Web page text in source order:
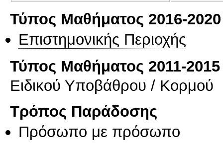
Τύπος Μαθήματος 2016-2020
Επιστημονικής Περιοχής
Τύπος Μαθήματος 2011-2015
Ειδικού Υποβάθρου / Κορμού
Τρόπος Παράδοσης
Πρόσωπο με πρόσωπο